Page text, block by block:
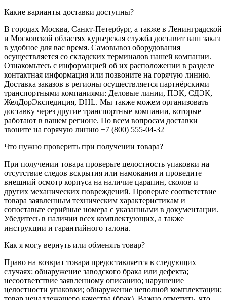
Какие варианты доставки доступны?
В городах Москва, Санкт-Петербург, а также в Ленинградской
и Московской областях курьерская служба доставит ваш заказ
в удобное для вас время. Самовывоз оборудования
осуществляется со складских терминалов нашей компании.
Ознакомьтесь с информацией об их расположении в разделе
контактная информация или позвоните на горячую линию.
Доставка заказов в регионы осуществляется партнёрскими
транспортными компаниями: Деловые линии, ПЭК, СДЭК,
ЖелДорЭкспедиция, DHL. Мы также можем организовать
доставку через другие транспортные компании, которые
работают в вашем регионе. По всем вопросам доставки
звоните на горячую линию +7 (800) 555-04-32
Что нужно проверить при получении товара?
При получении товара проверьте целостность упаковки на
отсутствие следов вскрытия или намокания и проведите
внешний осмотр корпуса на наличие царапин, сколов и
других механических повреждений. Проверьте соответствие
товара заявленным техническим характеристикам и
сопоставьте серийные номера с указанными в документации.
Убедитесь в наличии всех комплектующих, а также
инструкции и гарантийного талона.
Как я могу вернуть или обменять товар?
Право на возврат товара предоставляется в следующих
случаях: обнаружение заводского брака или дефекта;
несоответствие заявленному описанию; нарушение
целостности упаковки; обнаружение неполной комплектации;